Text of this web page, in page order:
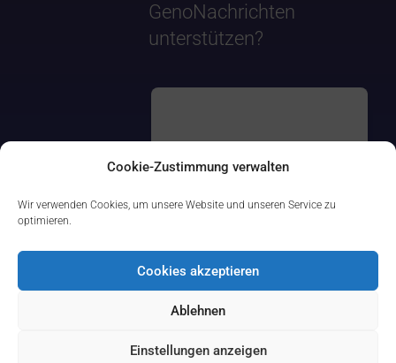
Cookie-Zustimmung verwalten
Wir verwenden Cookies, um unsere Website und unseren Service zu
optimieren.
Cookies akzeptieren
Ablehnen
Einstellungen anzeigen
GenoNachrichten
unterstützen?